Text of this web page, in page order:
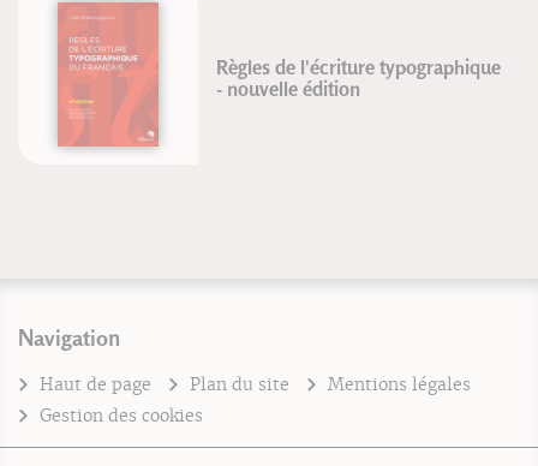
Règles de l'écriture typographique
- nouvelle édition
Navigation
Haut de page Plan du site
Mentions légales
Gestion des cookies